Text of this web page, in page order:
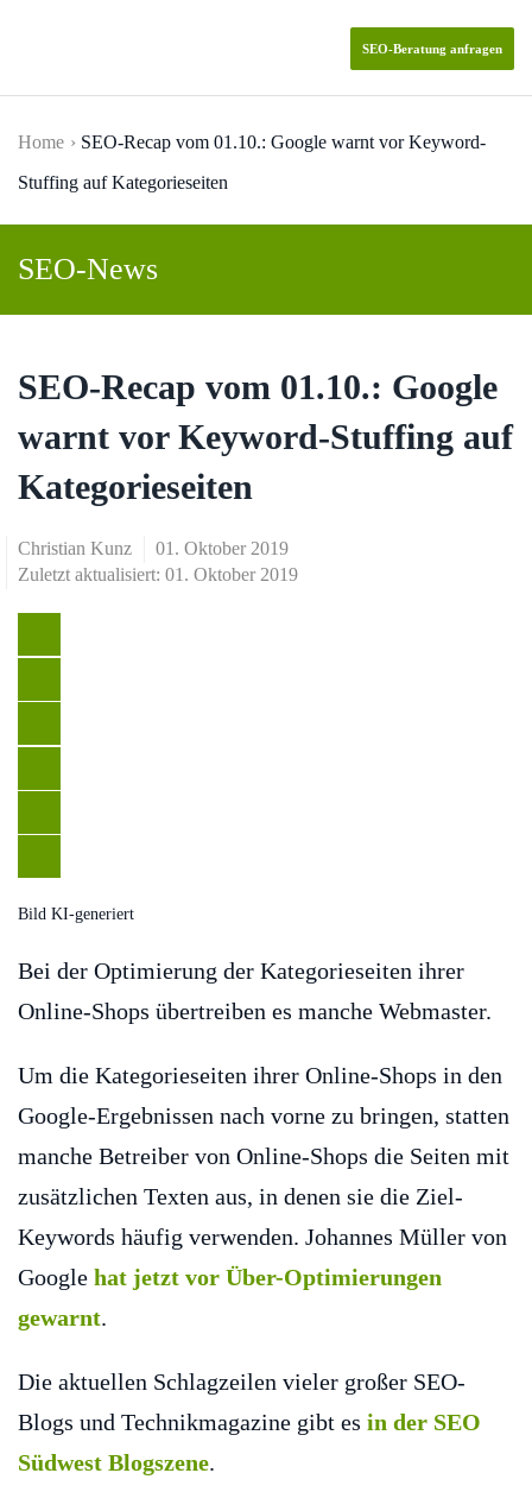
SEO-Beratung anfragen
Home
SEO-Recap vom 01.10.: Google warnt vor Keyword-
Stuffing auf Kategorieseiten
SEO-News
SEO-Recap vom 01.10.: Google
warnt vor Keyword-Stuffing auf
Kategorieseiten
Christian Kunz
01. Oktober 2019
Zuletzt aktualisiert: 01. Oktober 2019
Bild KI-generiert
Bei der Optimierung der Kategorieseiten ihrer
Online-Shops übertreiben es manche Webmaster.
Um die Kategorieseiten ihrer Online-Shops in den
Google-Ergebnissen nach vorne zu bringen, statten
manche Betreiber von Online-Shops die Seiten mit
zusätzlichen Texten aus, in denen sie die Ziel-
Keywords häufig verwenden. Johannes Müller von
Google hat jetzt vor Über-Optimierungen
gewarnt.
Die aktuellen Schlagzeilen vieler großer SEO-
Blogs und Technikmagazine gibt es in der SEO
Südwest Blogszene.